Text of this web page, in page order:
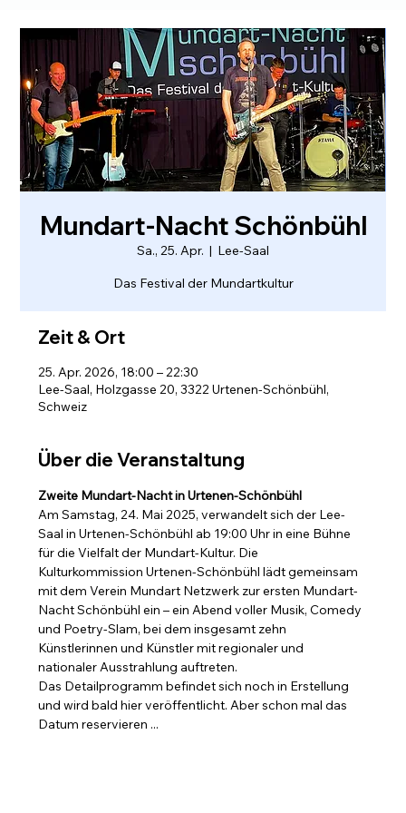
Mundart-Nacht Schönbühl
Sa., 25. Apr.
  |
Lee-Saal
Das Festival der Mundartkultur
Zeit & Ort
25. Apr. 2026, 18:00 – 22:30
Lee-Saal, Holzgasse 20, 3322 Urtenen-Schönbühl,
Schweiz
Über die Veranstaltung
Zweite Mundart-Nacht in Urtenen-Schönbühl
Am Samstag, 24. Mai 2025, verwandelt sich der Lee-
Saal in Urtenen-Schönbühl ab 19:00 Uhr in eine Bühne
für die Vielfalt der Mundart-Kultur. Die
Kulturkommission Urtenen-Schönbühl lädt gemeinsam
mit dem Verein Mundart Netzwerk zur ersten Mundart-
Nacht Schönbühl ein – ein Abend voller Musik, Comedy
und Poetry-Slam, bei dem insgesamt zehn
Künstlerinnen und Künstler mit regionaler und
nationaler Ausstrahlung auftreten.
Das Detailprogramm befindet sich noch in Erstellung
und wird bald hier veröffentlicht. Aber schon mal das
Datum reservieren ...